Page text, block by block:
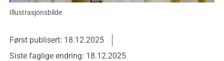
Illustrasjonsbilde
Først publisert: 18.12.2025
Siste faglige endring: 18.12.2025